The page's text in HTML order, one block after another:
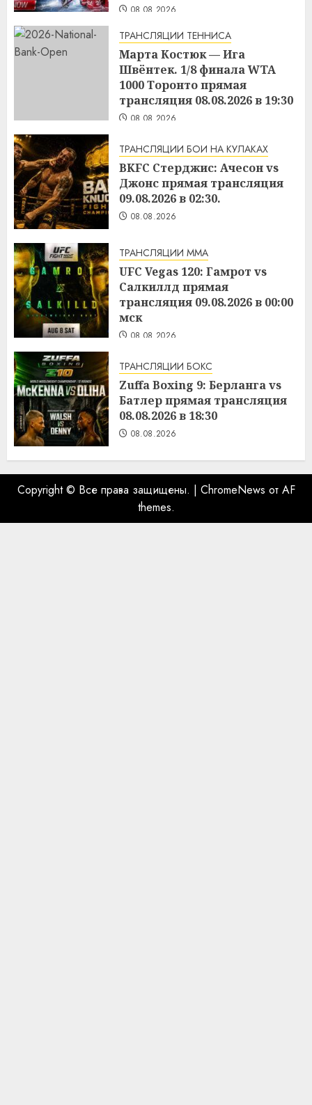
08.08.2026
ТРАНСЛЯЦИИ ТЕННИСА
Марта Костюк — Ига
Швёнтек. 1/8 финала WTA
1000 Торонто прямая
трансляция 08.08.2026 в 19:30
08.08.2026
ТРАНСЛЯЦИИ БОИ НА КУЛАКАХ
BKFC Стерджис: Ачесон vs
Джонс прямая трансляция
09.08.2026 в 02:30.
08.08.2026
ТРАНСЛЯЦИИ ММА
UFC Vegas 120: Гамрот vs
Салкиллд прямая
трансляция 09.08.2026 в 00:00
мск
08.08.2026
ТРАНСЛЯЦИИ БОКС
Zuffa Boxing 9: Берланга vs
Батлер прямая трансляция
08.08.2026 в 18:30
08.08.2026
Copyright © Все права защищены. | ChromeNews от AF
themes.